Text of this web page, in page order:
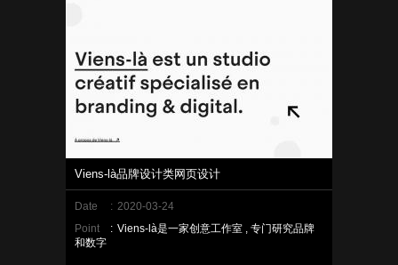
Viens-là品牌设计类网页设计
Date : 2020-03-24
Point
: Viens-là是一家创意工作室 , 专门研究品牌
和数字